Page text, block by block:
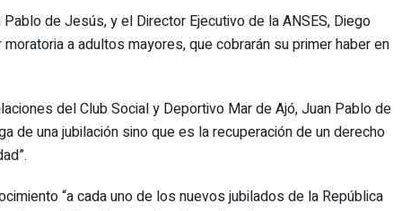
de Jesús, y el Director Ejecutivo de la ANSES, Diego
a adultos mayores, que cobrarán su primer haber en
del Club Social y Deportivo Mar de Ajó, Juan Pablo de
de una jubilación sino que es la recuperación de un derecho
“a cada uno de los nuevos jubilados de la República